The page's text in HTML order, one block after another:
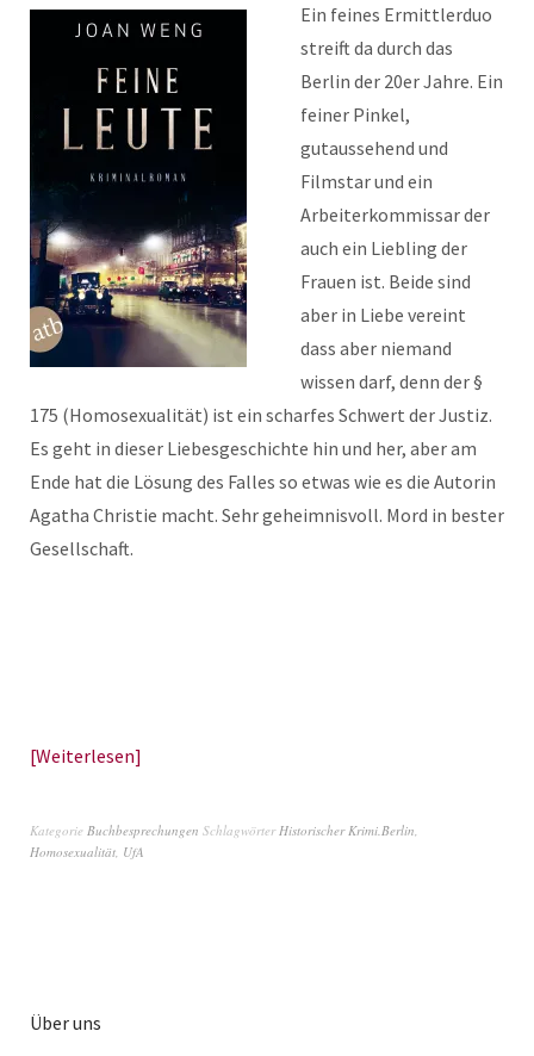
Ein feines Ermittlerduo
streift da durch das
Berlin der 20er Jahre. Ein
feiner Pinkel,
gutaussehend und
Filmstar und ein
Arbeiterkommissar der
auch ein Liebling der
Frauen ist. Beide sind
aber in Liebe vereint
dass aber niemand
wissen darf, denn der §
175 (Homosexualität) ist ein scharfes Schwert der Justiz.
Es geht in dieser Liebesgeschichte hin und her, aber am
Ende hat die Lösung des Falles so etwas wie es die Autorin
Agatha Christie macht. Sehr geheimnisvoll. Mord in bester
Gesellschaft.
Weiterlesen
Kategorie Buchbesprechungen SchlagwörterHistorischer Krimi.Berlin,
Homosexualität, UfA
Über uns